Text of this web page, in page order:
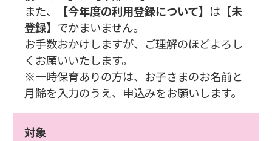
また、
【今年度の利用登録について】 は 【未
登録】 でかまいません。
お手数おかけしますが、ご理解のほどよろし
くお願いいたします。
※一時保育ありの方は、お子さまのお名前と
月齢を入力のうえ、申込みをお願いします。
対象